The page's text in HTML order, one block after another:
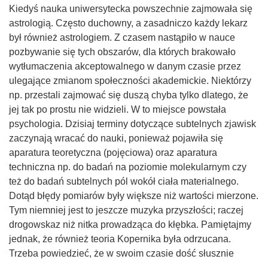
Kiedyś nauka uniwersytecka powszechnie zajmowała się
astrologią. Często duchowny, a zasadniczo każdy lekarz
był również astrologiem. Z czasem nastąpiło w nauce
pozbywanie się tych obszarów, dla których brakowało
wytłumaczenia akceptowalnego w danym czasie przez
ulegające zmianom społeczności akademickie. Niektórzy
np. przestali zajmować się duszą chyba tylko dlatego, że
jej tak po prostu nie widzieli. W to miejsce powstała
psychologia. Dzisiaj terminy dotyczące subtelnych zjawisk
zaczynają wracać do nauki, ponieważ pojawiła się
aparatura teoretyczna (pojęciowa) oraz aparatura
techniczna np. do badań na poziomie molekularnym czy
też do badań subtelnych pól wokół ciała materialnego.
Dotąd błędy pomiarów były większe niż wartości mierzone.
Tym niemniej jest to jeszcze muzyka przyszłości; raczej
drogowskaz niż nitka prowadząca do kłębka. Pamiętajmy
jednak, że również teoria Kopernika była odrzucana.
Trzeba powiedzieć, że w swoim czasie dość słusznie